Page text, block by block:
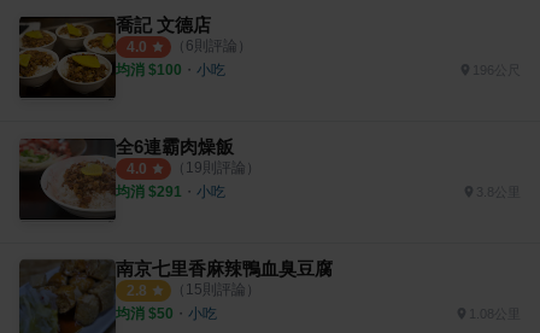
喬記 文德店
4.0 （ 6則評論）
均消 $100 ・ 小吃
全6連霸肉燥飯
4.0 （ 19則評論）
均消 $291 ・ 小吃
南京七里香麻辣鴨血臭豆腐
2.8 （ 15則評論）
均消 $50 ・ 小吃